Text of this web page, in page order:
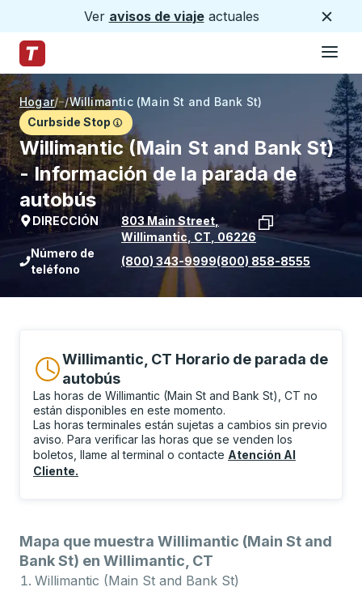
Ver avisos de viajeactuales
Página de inicio de Trailways
Hogar/ /Willimantic (Main St and Bank St)
Curbside Stop
Willimantic (Main St and Bank St)
- Información de la parada de
autobús
DIRECCIÓN 803 Main Street
Willimantic CT 06226
Ver la ubicación de la parada en
Número de
teléfono
(800) 343-9999(800) 858-8555
Willimantic, CT Horario de parada de
autobús
Las horas de Willimantic (Main St and Bank St), CT no
están disponibles en este momento.
Las horas terminales están sujetas a cambios sin previo
aviso. Para verificar las horas que se venden los
boletos, llame al terminal o contacte Atención Al
Cliente.
Mapa que muestra Willimantic (Main St and
Bank St) en Willimantic, CT
Willimantic (Main St and Bank St)